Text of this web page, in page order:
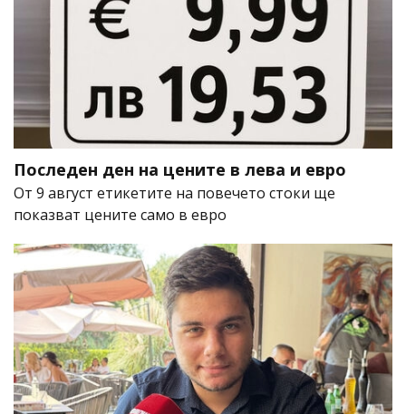
Последен ден на цените в лева и евро
От 9 август етикетите на повечето стоки ще
показват цените само в евро